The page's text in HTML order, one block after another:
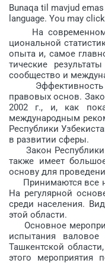
Bunaqa til mavjud emas
language. You may
На современном
циональной
опыта и, самое
тические
сообщество и
Эффективность
правовых основ.
2002 г., и, как
международным
Республики
в развитии сферы.
Закон Республики
также имеет
основу для
Принимаются все
На регулярной
среди населения.
этой области.
Основное
испытания валовое
Ташкентской
этого мероприятия